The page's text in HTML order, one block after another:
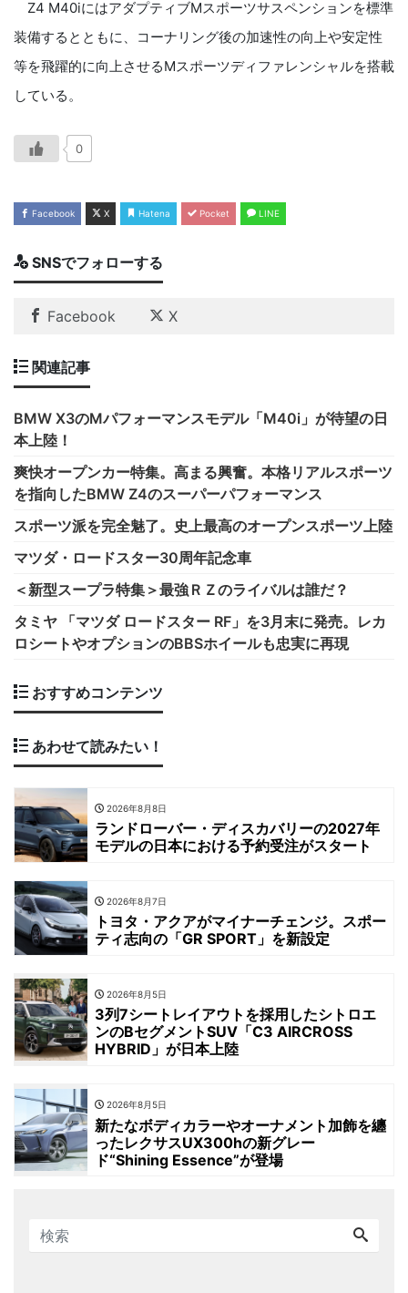
Z4 M40iにはアダプティブMスポーツサスペンションを標準
装備するとともに、コーナリング後の加速性の向上や安定性
等を飛躍的に向上させるMスポーツディファレンシャルを搭載
している。
0
Facebook X Hatena Pocket LINE
SNSでフォローする
Facebook X
関連記事
BMW X3のMパフォーマンスモデル「M40i」が待望の日
本上陸！
爽快オープンカー特集。高まる興奮。本格リアルスポーツ
を指向したBMW Z4のスーパーパフォーマンス
スポーツ派を完全魅了。史上最高のオープンスポーツ上陸
マツダ・ロードスター30周年記念車
＜新型スープラ特集＞最強ＲＺのライバルは誰だ？
タミヤ 「マツダ ロードスター RF」を3月末に発売。レカ
ロシートやオプションのBBSホイールも忠実に再現
おすすめコンテンツ
あわせて読みたい！
2026年8月8日
ランドローバー・ディスカバリーの2027年
モデルの日本における予約受注がスタート
2026年8月7日
トヨタ・アクアがマイナーチェンジ。スポー
ティ志向の「GR SPORT」を新設定
2026年8月5日
3列7シートレイアウトを採用したシトロエ
ンのBセグメントSUV「C3 AIRCROSS
HYBRID」が日本上陸
2026年8月5日
新たなボディカラーやオーナメント加飾を纏
ったレクサスUX300hの新グレー
ド“Shining Essence”が登場